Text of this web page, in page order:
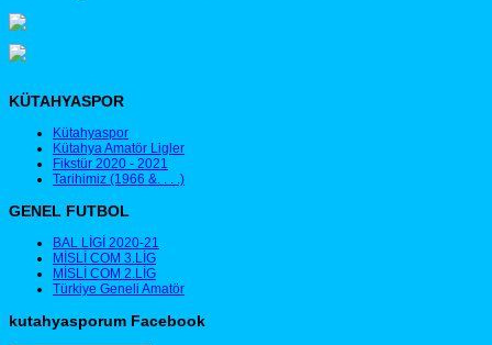
KÜTAHYASPOR
Kütahyaspor
Kütahya Amatör Ligler
Fikstür 2020 - 2021
Tarihimiz (1966 &. . . .)
GENEL FUTBOL
BAL LİGİ 2020-21
MİSLİ COM 3.LİG
MİSLİ COM 2.LİG
Türkiye Geneli Amatör
kutahyasporum Facebook